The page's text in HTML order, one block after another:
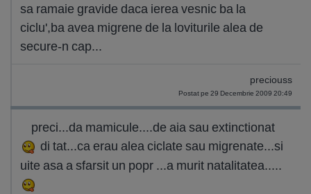
sa ramaie gravide daca ierea vesnic ba la
ciclu',ba avea migrene de la loviturile alea de
secure-n cap...
preciouss
Postat pe 29 Decembrie 2009 20:49
preci...da mamicule....de aia sau extinctionat
di tat...ca erau alea ciclate sau migrenate...si
uite asa a sfarsit un popr ...a murit natalitatea.....